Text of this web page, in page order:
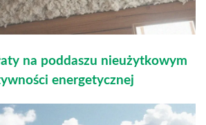
na poddaszu nieużytkowym
energetycznej